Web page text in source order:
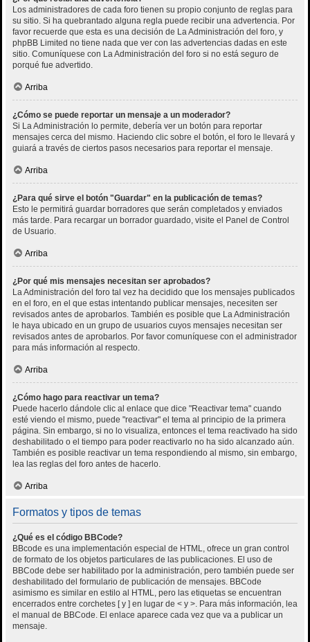
Los administradores de cada foro tienen su propio conjunto de reglas para
su sitio. Si ha quebrantado alguna regla puede recibir una advertencia. Por
favor recuerde que esta es una decisión de La Administración del foro, y
phpBB Limited no tiene nada que ver con las advertencias dadas en este
sitio. Comuníquese con La Administración del foro si no está seguro de
porqué fue advertido.
Arriba
¿Cómo se puede reportar un mensaje a un moderador?
Si La Administración lo permite, debería ver un botón para reportar
mensajes cerca del mismo. Haciendo clic sobre el botón, el foro le llevará y
guiará a través de ciertos pasos necesarios para reportar el mensaje.
Arriba
¿Para qué sirve el botón "Guardar" en la publicación de temas?
Esto le permitirá guardar borradores que serán completados y enviados
más tarde. Para recargar un borrador guardado, visite el Panel de Control
de Usuario.
Arriba
¿Por qué mis mensajes necesitan ser aprobados?
La Administración del foro tal vez ha decidido que los mensajes publicados
en el foro, en el que estas intentando publicar mensajes, necesiten ser
revisados antes de aprobarlos. También es posible que La Administración
le haya ubicado en un grupo de usuarios cuyos mensajes necesitan ser
revisados antes de aprobarlos. Por favor comuníquese con el administrador
para más información al respecto.
Arriba
¿Cómo hago para reactivar un tema?
Puede hacerlo dándole clic al enlace que dice "Reactivar tema" cuando
esté viendo el mismo, puede "reactivar" el tema al principio de la primera
página. Sin embargo, si no lo visualiza, entonces el tema reactivado ha sido
deshabilitado o el tiempo para poder reactivarlo no ha sido alcanzado aún.
También es posible reactivar un tema respondiendo al mismo, sin embargo,
lea las reglas del foro antes de hacerlo.
Arriba
Formatos y tipos de temas
¿Qué es el código BBCode?
BBcode es una implementación especial de HTML, ofrece un gran control
de formato de los objetos particulares de las publicaciones. El uso de
BBCode debe ser habilitado por la administración, pero también puede ser
deshabilitado del formulario de publicación de mensajes. BBCode
asimismo es similar en estilo al HTML, pero las etiquetas se encuentran
encerrados entre corchetes [ y ] en lugar de < y >. Para más información, lea
el manual de BBCode. El enlace aparece cada vez que va a publicar un
mensaje.